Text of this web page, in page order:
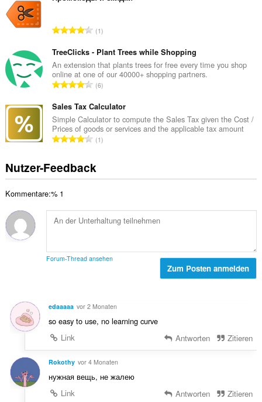
B
w
e
r
t
u
n
e
n
:
t
B
e
w
e
r
t
u
n
e
n
G
s
a
m
t
B
e
w
e
t
u
e
1
TreeClicks - Plant Trees while Shopping
An extension that plants trees for free every time you shop
online at one of our 40000+ shopping partners.
G
s
a
m
t
B
e
r
t
g
6
Sales Tax Calculator
Simple Calculator to compute the Sales Tax given the Cost /
Prices of goods or services and the applicable tax amount
G
s
a
e
B
e
n
e
:
1
Nutzer-Feedback
Kommentare:% 1
Forum-Thread ansehen
Zum Posten anmelden
edaaaaa vor 2 Monaten
so easy to use, no learning curve
Link
Antworten Zitieren
Rokothy vor 4 Monaten
нужная вещь, не жалею
Link
Antworten Zitieren